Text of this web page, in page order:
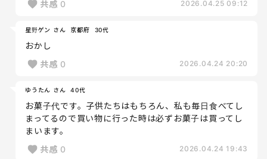
共感 0 2026.04.25 09:12
星野ゲン さん 京都府 30代
おかし
共感 0 2026.04.24 20:20
ゆうたん さん 40代
お菓子代です。子供たちはもちろん、私も毎日食べてし
まってるので買い物に行った時は必ずお菓子は買ってし
まいます。
共感 0 2026.04.24 19:43